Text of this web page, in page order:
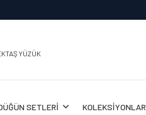
SETLERİ KOLEKSİYONLAR